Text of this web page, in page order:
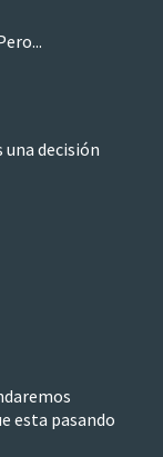
una decisión
esta pasando